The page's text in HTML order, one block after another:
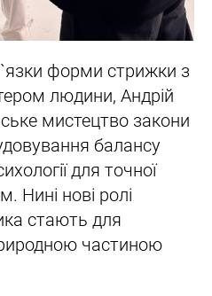
форми стрижки з
людини, Андрій
мистецтво закони
балансу
для точної
Нині нові ролі
стають для
частиною